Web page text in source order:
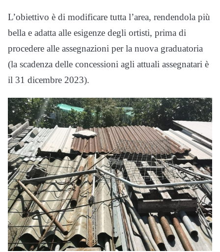
L’obiettivo è di modificare tutta l’area, rendendola più
bella e adatta alle esigenze degli ortisti, prima di
procedere alle assegnazioni per la nuova graduatoria
(la scadenza delle concessioni agli attuali assegnatari è
il 31 dicembre 2023).